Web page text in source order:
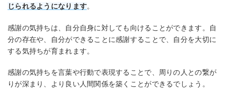
じられるようになります。
感謝の気持ちは、自分自身に対しても向けることができます。自
分の存在や、自分ができることに感謝することで、自分を大切に
する気持ちが育まれます。
感謝の気持ちを言葉や行動で表現することで、周りの人との繋が
りが深まり、より良い人間関係を築くことができるでしょう。